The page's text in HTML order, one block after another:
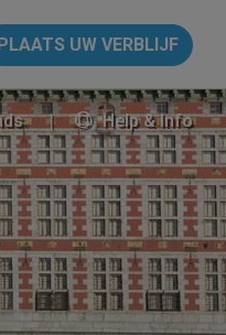
UW VERBLIJF
Help & Info